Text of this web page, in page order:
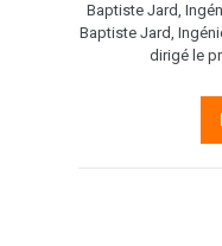
Baptiste Jard,
Baptiste Jard,
dirigé le